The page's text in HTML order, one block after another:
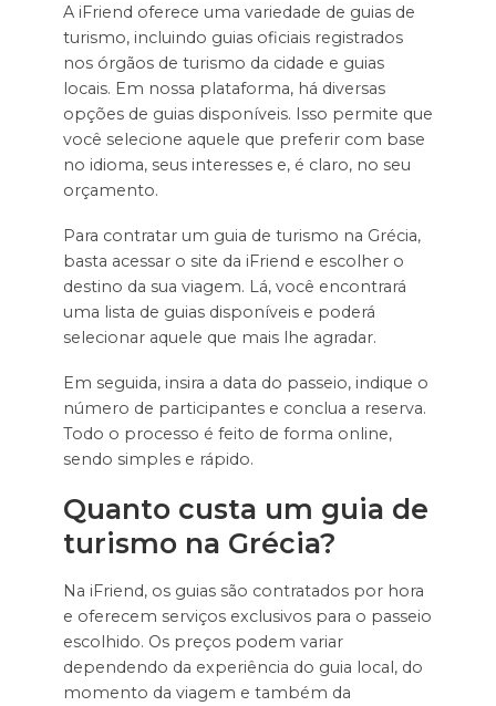
A iFriend oferece uma variedade de guias de
turismo, incluindo guias oficiais registrados
nos órgãos de turismo da cidade e guias
locais. Em nossa plataforma, há diversas
opções de guias disponíveis. Isso permite que
você selecione aquele que preferir com base
no idioma, seus interesses e, é claro, no seu
orçamento.
Para contratar um guia de turismo na Grécia,
basta acessar o site da iFriend e escolher o
destino da sua viagem. Lá, você encontrará
uma lista de guias disponíveis e poderá
selecionar aquele que mais lhe agradar.
Em seguida, insira a data do passeio, indique o
número de participantes e conclua a reserva.
Todo o processo é feito de forma online,
sendo simples e rápido.
Quanto custa um guia de
turismo na Grécia?
Na iFriend, os guias são contratados por hora
e oferecem serviços exclusivos para o passeio
escolhido. Os preços podem variar
dependendo da experiência do guia local, do
momento da viagem e também da